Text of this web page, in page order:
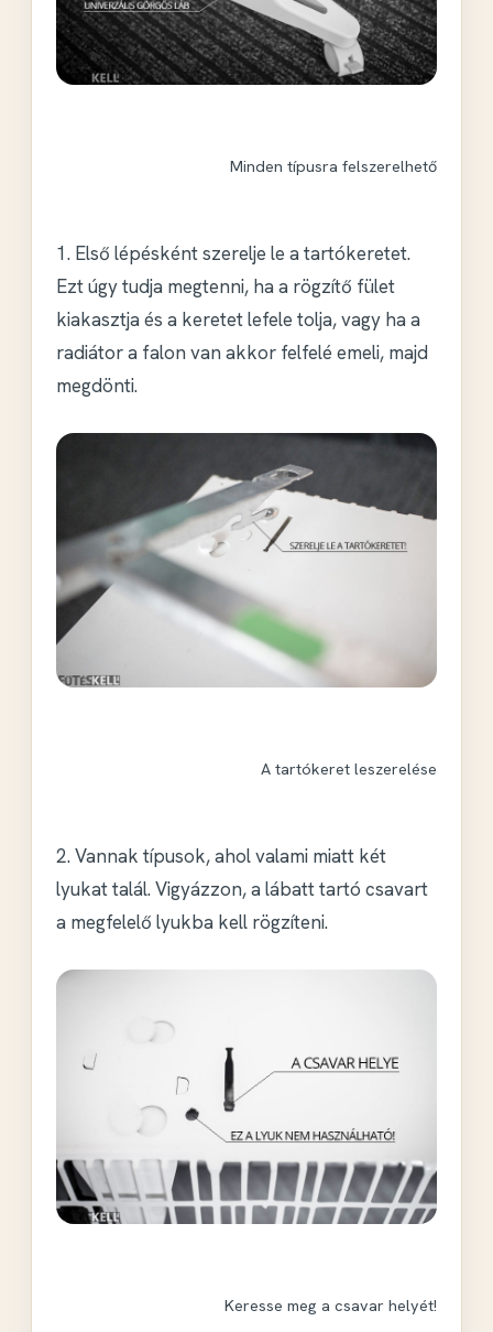
Minden típusra felszerelhető
1. Első lépésként szerelje le a tartókeretet.
Ezt úgy tudja megtenni, ha a rögzítő fület
kiakasztja és a keretet lefele tolja, vagy ha a
radiátor a falon van akkor felfelé emeli, majd
megdönti.
A tartókeret leszerelése
2. Vannak típusok, ahol valami miatt két
lyukat talál. Vigyázzon, a lábatt tartó csavart
a megfelelő lyukba kell rögzíteni.
Keresse meg a csavar helyét!